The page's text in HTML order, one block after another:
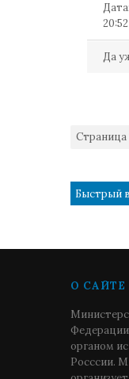
Да
Страница
О САЙТЕ
органом
Росссии.